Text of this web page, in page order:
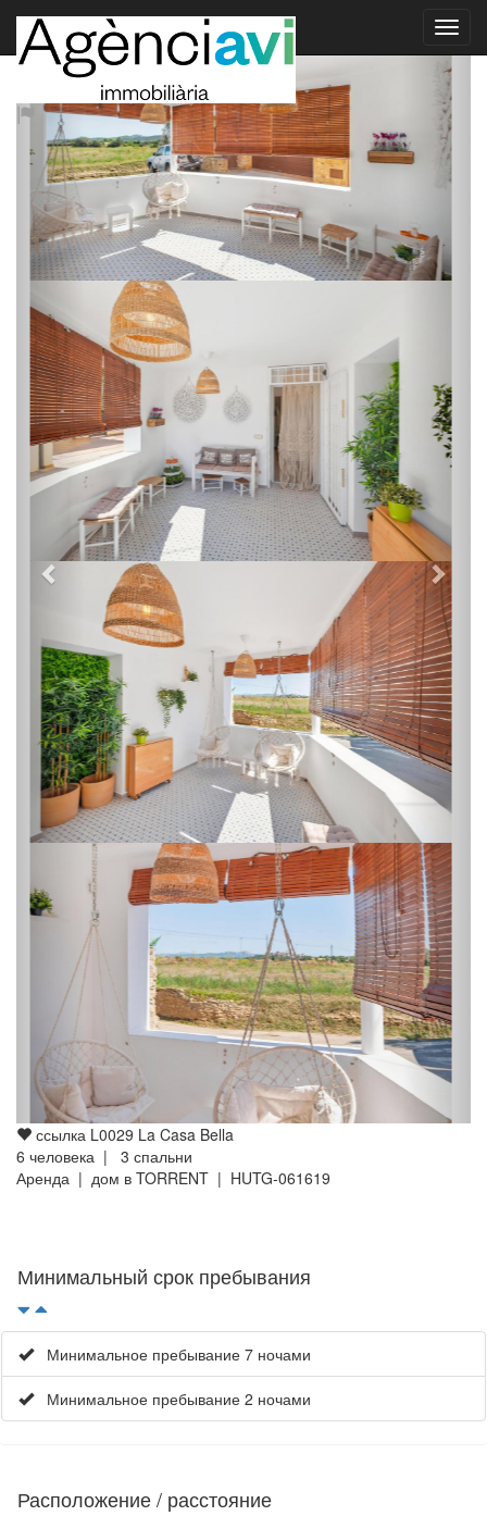
ссылка L0029 La Casa Bella
6 человека | 3 спальни
Аренда | дом в TORRENT | HUTG-061619
Минимальный срок пребывания
Минимальное пребывание 7 ночами
Минимальное пребывание 2 ночами
Расположение / расстояние